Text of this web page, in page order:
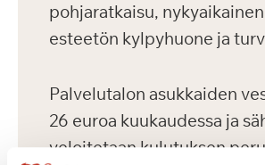
pohjaratkaisu,
esteetön kylpyhuone ja
Palvelutalon asukkaiden
26 euroa kuukaudessa ja
veloitetaan kulutuksen